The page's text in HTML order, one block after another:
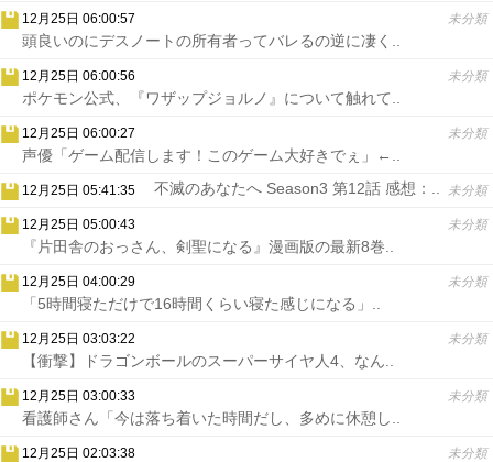
12月25日 06:00:57 未分類
頭良いのにデスノートの所有者ってバレるの逆に凄く..
12月25日 06:00:56 未分類
ポケモン公式、『ワザップジョルノ』について触れて..
12月25日 06:00:27 未分類
声優「ゲーム配信します！このゲーム大好きでぇ」←..
12月25日 05:41:35 未分類
不滅のあなたへ Season3 第12話 感想：..
12月25日 05:00:43 未分類
『片田舎のおっさん、剣聖になる』漫画版の最新8巻..
12月25日 04:00:29 未分類
「5時間寝ただけで16時間くらい寝た感じになる」..
12月25日 03:03:22 未分類
【衝撃】ドラゴンボールのスーパーサイヤ人4、なん..
12月25日 03:00:33 未分類
看護師さん「今は落ち着いた時間だし、多めに休憩し..
12月25日 02:03:38 未分類